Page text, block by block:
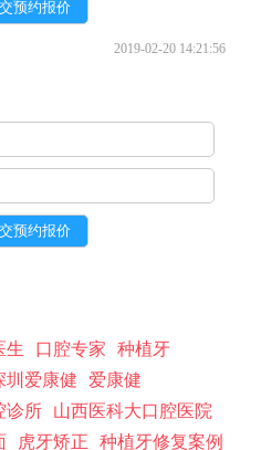
2019-02-20 14:21:56
生 口腔专家
种植牙
圳爱康健
爱康健
诊所
山西医科大口腔医院
虎牙矫正
种植牙修复案例